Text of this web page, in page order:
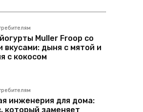
Muller Froop со
вкусами: дыня с мятой и
с кокосом
инженерия для дома:
который заменяет